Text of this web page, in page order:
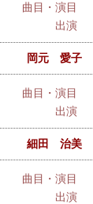
曲目・演目
出演
岡元 愛子
曲目・演目
出演
細田 治美
曲目・演目
出演